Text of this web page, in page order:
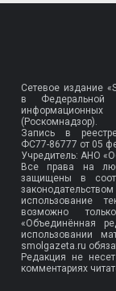
Сетевое издание
в
(Роскомнадзор).
Запись в
ФС77-86777 от 05
Учредитель: АНО
Все права на
защищены в
использование
возможно
«Объединённая
использовании
smolgazeta.ru
Редакция не
комментариях